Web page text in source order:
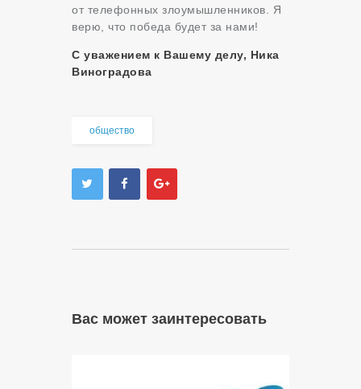
от телефонных злоумышленников. Я
верю, что победа будет за нами!
С уважением к Вашему делу, Ника
Виноградова
общество
Вас может заинтересовать